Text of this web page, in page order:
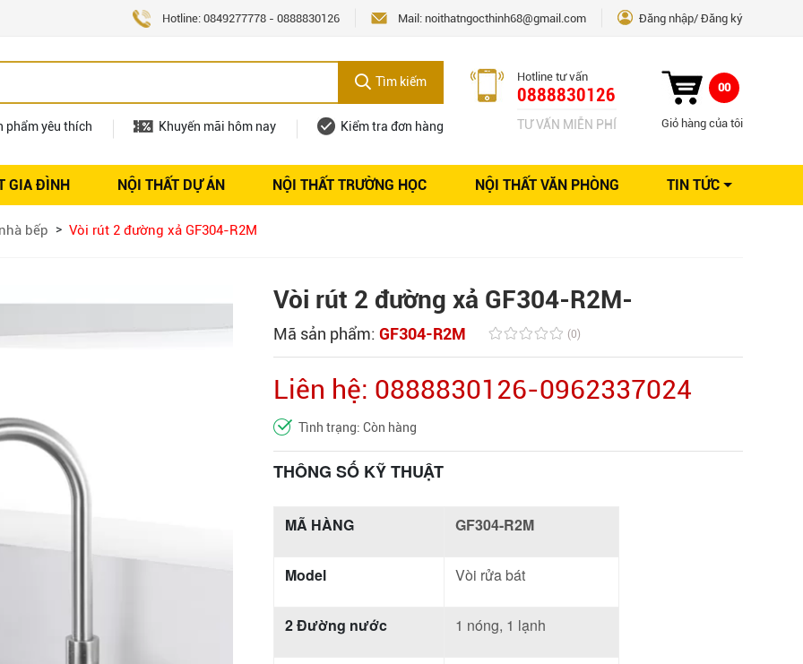
Hotline: 0849277778 - 0888830126 Mail: noithatngocthinh68@gmail.com Đăng nhập Đăng ký
Tìm kiếm
phẩm yêu thích Khuyến mãi hôm nay Kiểm tra đơn hàng
Hotline tư vấn
0888830126
TƯ VẤN MIỄN PHÍ
00
Giỏ hàng của tôi
GIA ĐÌNH NỘI THẤT DỰ ÁN NỘI THẤT TRƯỜNG HỌC NỘI THẤT VĂN PHÒNG TIN TỨC
thất
Giải pháp thiết kế
bếp Vòi rút 2 đường xả GF304-R2M
Vòi rút 2 đường xả GF304-R2M-
Mã sản phẩm:GF304-R2M (0)
Liên hệ: 0888830126-0962337024
Tình trạng: Còn hàng
THÔNG SỐ KỸ THUẬT
MÃ HÀNG GF304-R2M
Model Vòi rửa bát
2 Đường nước 1 nóng, 1 lạnh